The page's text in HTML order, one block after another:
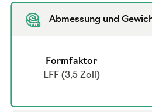
Abmessung und
Formfaktor
LFF (3,5 Zoll)